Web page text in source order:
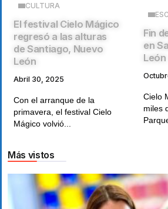
CULTURA
El festival Cielo Mágico
regresó a las alturas
de Santiago, Nuevo
León
Abril 30, 2025
Con el arranque de la
primavera, el festival Cielo
Mágico volvió...
Fin
en
León
Cielo
miles
Más vistos